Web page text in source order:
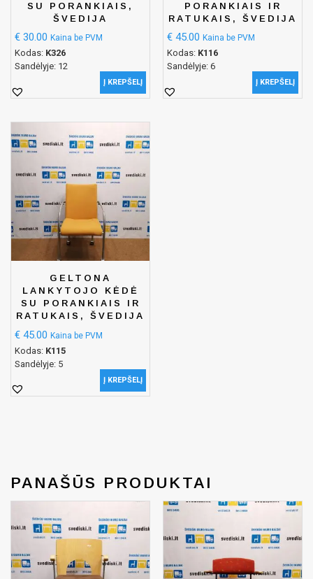
SU PORANKIAIS,
ŠVEDIJA
€ 30.00 Kaina be PVM
Kodas: K326
Sandėlyje: 12
Į KREPŠELĮ
PORANKIAIS IR
RATUKAIS, ŠVEDIJA
€ 45.00 Kaina be PVM
Kodas: K116
Sandėlyje: 6
Į KREPŠELĮ
GELTONA
LANKYTOJO KĖDĖ
SU PORANKIAIS IR
RATUKAIS, ŠVEDIJA
€ 45.00 Kaina be PVM
Kodas: K115
Sandėlyje: 5
Į KREPŠELĮ
PANAŠŪS PRODUKTAI